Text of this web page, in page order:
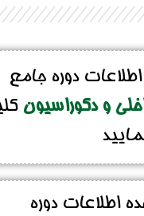
دوره جامع
و دکوراسیون
اطلاعات دوره